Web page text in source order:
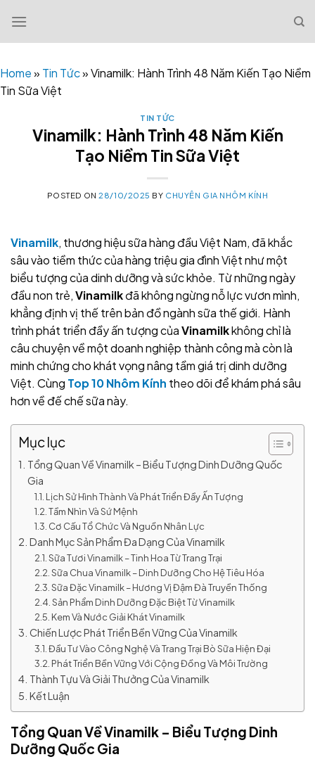
content
Home» Tin Tức»Vinamilk: Hành Trình 48 Năm Kiến Tạo Niềm
Tin Sữa Việt
TIN TỨC
Vinamilk: Hành Trình 48 Năm Kiến
Tạo Niềm Tin Sữa Việt
POSTED ON28/10/2025 BY CHUYÊN GIA NHÔM KÍNH
Vinamilk, thương hiệu sữa hàng đầu Việt Nam, đã khắc
sâu vào tiềm thức của hàng triệu gia đình Việt như một
biểu tượng của dinh dưỡng và sức khỏe. Từ những ngày
đầu non trẻ,Vinamilkđã không ngừng nỗ lực vươn mình,
khẳng định vị thế trên bản đồ ngành sữa thế giới. Hành
trình phát triển đầy ấn tượng củaVinamilkkhông chỉ là
câu chuyện về một doanh nghiệp thành công mà còn là
minh chứng cho khát vọng nâng tầm giá trị dinh dưỡng
Việt. Cùng Top 10 Nhôm Kính theo dõi để khám phá sâu
hơn về đế chế sữa này.
Mục lục
Tổng Quan Về Vinamilk – Biểu Tượng Dinh Dưỡng Quốc
Gia
Lịch Sử Hình Thành Và Phát Triển Đầy Ấn Tượng
Tầm Nhìn Và Sứ Mệnh
Cơ Cấu Tổ Chức Và Nguồn Nhân Lực
Danh Mục Sản Phẩm Đa Dạng Của Vinamilk
Sữa Tươi Vinamilk – Tinh Hoa Từ Trang Trại
Sữa Chua Vinamilk – Dinh Dưỡng Cho Hệ Tiêu Hóa
Sữa Đặc Vinamilk – Hương Vị Đậm Đà Truyền Thống
Sản Phẩm Dinh Dưỡng Đặc Biệt Từ Vinamilk
Kem Và Nước Giải Khát Vinamilk
Chiến Lược Phát Triển Bền Vững Của Vinamilk
Đầu Tư Vào Công Nghệ Và Trang Trại Bò Sữa Hiện Đại
Phát Triển Bền Vững Với Cộng Đồng Và Môi Trường
Thành Tựu Và Giải Thưởng Của Vinamilk
Kết Luận
Tổng Quan Về Vinamilk – Biểu Tượng Dinh
Dưỡng Quốc Gia